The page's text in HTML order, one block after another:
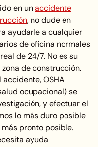
en unaccidente
, no dude en
ayudarle a cualquier
de oficina normales
de 24/7. No es su
de construcción.
OSHA
ocupacional) se
y efectuar el
lo más duro posible
pronto posible.
ayuda